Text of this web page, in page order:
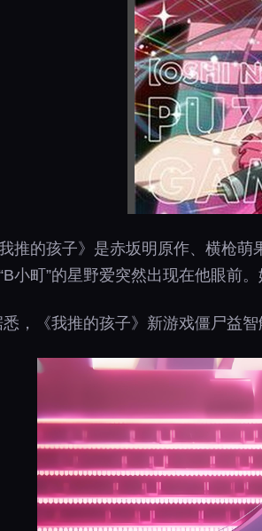
我推的孩子》是赤坂明原作、横枪
小町”的星野爱突然出现在他眼前
悉，《我推的孩子》新游戏僵尸益